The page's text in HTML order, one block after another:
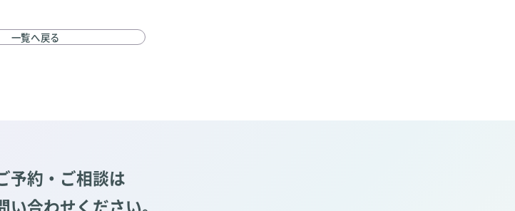
一覧へ戻る
予約・ご相談は
い合わせください。